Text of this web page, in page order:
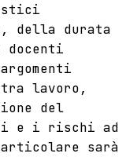
della durata
docenti
lavoro,
del
e i rischi ad
sarà